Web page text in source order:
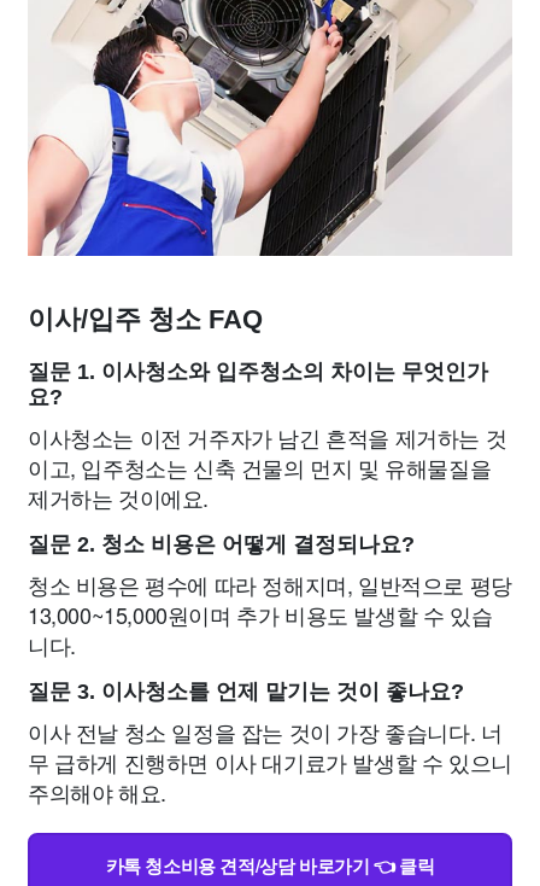
이사/입주 청소 FAQ
질문 1. 이사청소와 입주청소의 차이는 무엇인가
요?
이사청소는 이전 거주자가 남긴 흔적을 제거하는 것
이고, 입주청소는 신축 건물의 먼지 및 유해물질을
제거하는 것이에요.
질문 2. 청소 비용은 어떻게 결정되나요?
청소 비용은 평수에 따라 정해지며, 일반적으로 평당
13,000~15,000원이며 추가 비용도 발생할 수 있습
니다.
질문 3. 이사청소를 언제 맡기는 것이 좋나요?
이사 전날 청소 일정을 잡는 것이 가장 좋습니다. 너
무 급하게 진행하면 이사 대기료가 발생할 수 있으니
주의해야 해요.
카톡 청소비용 견적/상담 바로가기 👈 클릭